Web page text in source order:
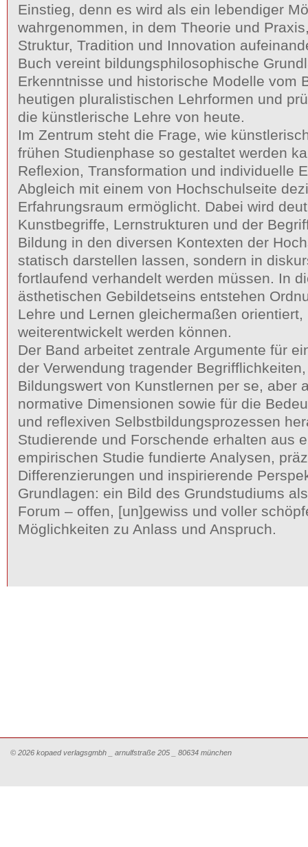
Einstieg, denn es wird als ein lebendiger
wahrgenommen, in dem Theorie und
Struktur, Tradition und Innovation
Buch vereint bildungsphilosophische
Erkenntnisse und historische Modelle vom
heutigen pluralistischen Lehrformen und
die künstlerische Lehre von heute.
Im Zentrum steht die Frage, wie
frühen Studienphase so gestaltet werden
Reflexion, Transformation und individuelle
Abgleich mit einem von Hochschulseite
Erfahrungsraum ermöglicht. Dabei wird
Kunstbegriffe, Lernstrukturen und der
Bildung in den diversen Kontexten der
statisch darstellen lassen, sondern in
fortlaufend verhandelt werden müssen. In
ästhetischen Gebildetseins entstehen
Lehre und Lernen gleichermaßen
weiterentwickelt werden können.
Der Band arbeitet zentrale Argumente für
der Verwendung tragender
Bildungswert von Kunstlernen per se, aber
normative Dimensionen sowie für die
und reflexiven Selbstbildungsprozessen
Studierende und Forschende erhalten aus
empirischen Studie fundierte Analysen,
Differenzierungen und inspirierende
Grundlagen: ein Bild des Grundstudiums
Forum – offen, [un]gewiss und voller
Möglichkeiten zu Anlass und Anspruch.
© 2026 kopaed verlagsgmbh _ arnulfstraße 205 _ 80634 münchen